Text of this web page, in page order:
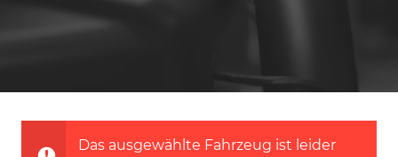
Das ausgewählte Fahrzeug ist leider